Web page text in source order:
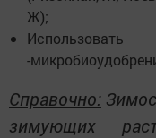
Ж);
Использовать
-
Справочно:
зимующих